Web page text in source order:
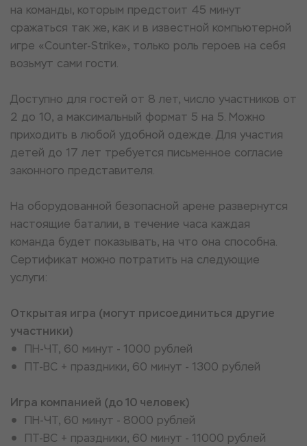
на команды, которым предстоит 45 минут
сражаться так же, как и в известной компьютерной
игре «Counter-Strike», только роль героев на себя
возьмут сами гости.
Доступно для гостей от 8 лет, число участников от
2 до 10, а максимальный формат 5 на 5. Можно
приходить в любой удобной одежде. Для участия
детей до 17 лет требуется письменное согласие
законного представителя.
На оборудованной безопасной арене развернутся
настоящие баталии, в течение часа каждая
команда будет показывать, на что она способна.
Сертификат можно потратить на следующие
услуги:
Открытая игра (могут присоединиться другие
участники)
ПН-ЧТ, 60 минут - 1000 рублей
ПТ-ВС + праздники, 60 минут - 1300 рублей
​Игра компанией (до 10 человек)​
ПН-ЧТ, 60 минут - 8000 рублей
ПТ-ВС + праздники, 60 минут - 11000 рублей